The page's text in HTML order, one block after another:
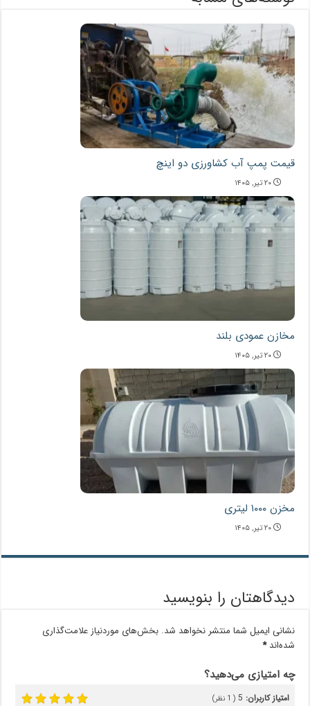
قیمت پمپ آب کشاورزی دو اینچ
۲۰ تیر, ۱۴۰۵
مخازن عمودی بلند
۲۰ تیر, ۱۴۰۵
مخزن ۱۰۰۰ لیتری
۲۰ تیر, ۱۴۰۵
دیدگاهتان را بنویسید
نشانی ایمیل شما منتشر نخواهد شد. بخش‌های موردنیاز علامت‌گذاری
شده‌اند*
چه امتیازی می‌دهید؟
امتیاز کاربران: 5
(
1 نظر)